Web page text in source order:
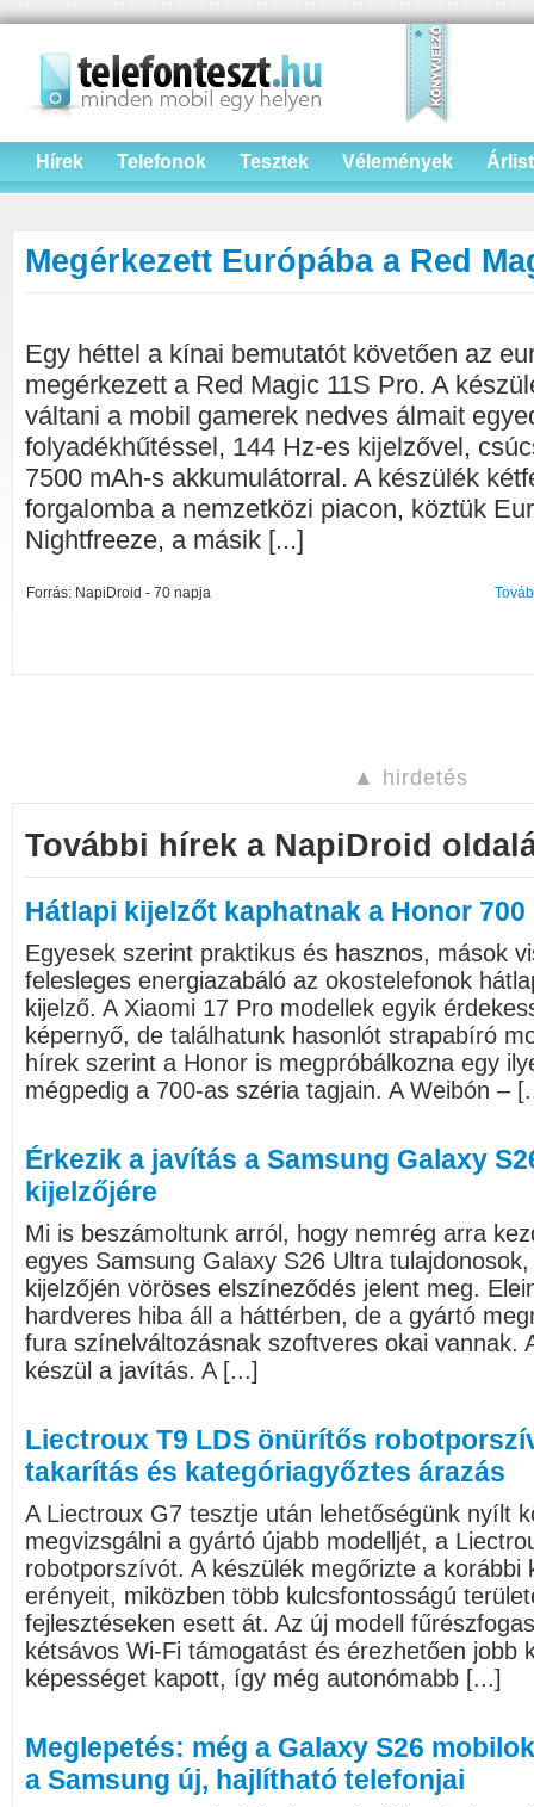
Hírek Telefonok Tesztek Vélemények
Megérkezett Európába a Red
Egy héttel a kínai bemutatót követően az
megérkezett a Red Magic 11S Pro. A
váltani a mobil gamerek nedves álmait
folyadékhűtéssel, 144 Hz-es kijelzővel,
7500 mAh-s akkumulátorral. A készülék
forgalomba a nemzetközi piacon, köztük
Nightfreeze, a másik [...]
Forrás: NapiDroid - 70 napja
▲ hirdetés
További hírek a NapiDroid
Hátlapi kijelzőt kaphatnak a Honor
Egyesek szerint praktikus és hasznos, mások
felesleges energiazabáló az okostelefonok
kijelző. A Xiaomi 17 Pro modellek egyik
képernyő, de találhatunk hasonlót strapabíró
hírek szerint a Honor is megpróbálkozna egy
mégpedig a 700-as széria tagjain. A Weibón –
Érkezik a javítás a Samsung Galaxy
kijelzőjére
Mi is beszámoltunk arról, hogy nemrég arra
egyes Samsung Galaxy S26 Ultra
kijelzőjén vöröses elszíneződés jelent meg.
hardveres hiba áll a háttérben, de a gyártó
fura színelváltozásnak szoftveres okai vannak.
készül a javítás. A [...]
Liectroux T9 LDS önürítős
takarítás és kategóriagyőztes árazás
A Liectroux G7 tesztje után lehetőségünk nyílt
megvizsgálni a gyártó újabb modelljét, a
robotporszívót. A készülék megőrizte a korábbi
erényeit, miközben több kulcsfontosságú
fejlesztéseken esett át. Az új modell
kétsávos Wi-Fi támogatást és érezhetően jobb
képességet kapott, így még autonómabb [...]
Meglepetés: még a Galaxy S26
a Samsung új, hajlítható telefonjai